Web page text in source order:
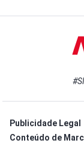
Publicidade Legal
Conteúdo de